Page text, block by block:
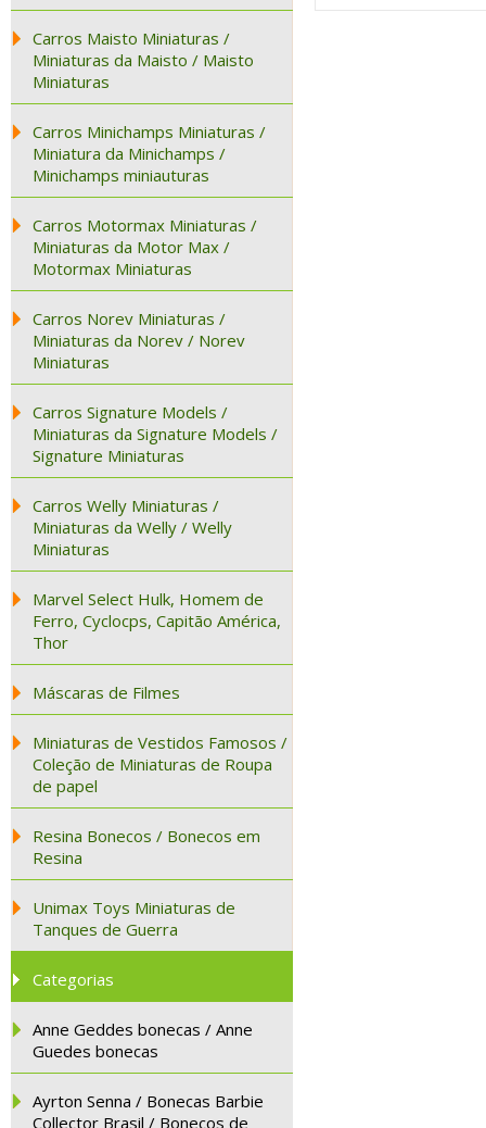
Carros Maisto Miniaturas /
Miniaturas da Maisto / Maisto
Miniaturas
Carros Minichamps Miniaturas /
Miniatura da Minichamps /
Minichamps miniauturas
Carros Motormax Miniaturas /
Miniaturas da Motor Max /
Motormax Miniaturas
Carros Norev Miniaturas /
Miniaturas da Norev / Norev
Miniaturas
Carros Signature Models /
Miniaturas da Signature Models /
Signature Miniaturas
Carros Welly Miniaturas /
Miniaturas da Welly / Welly
Miniaturas
Marvel Select Hulk, Homem de
Ferro, Cyclocps, Capitão América,
Thor
Máscaras de Filmes
Miniaturas de Vestidos Famosos /
Coleção de Miniaturas de Roupa
de papel
Resina Bonecos / Bonecos em
Resina
Unimax Toys Miniaturas de
Tanques de Guerra
Categorias
Anne Geddes bonecas / Anne
Guedes bonecas
Ayrton Senna / Bonecas Barbie
Collector Brasil / Bonecos de